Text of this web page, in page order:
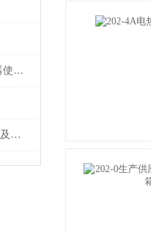
四联\六联数显恒温磁力搅拌器使用及维务
超级恒温油浴的详细技术参数及使用说明